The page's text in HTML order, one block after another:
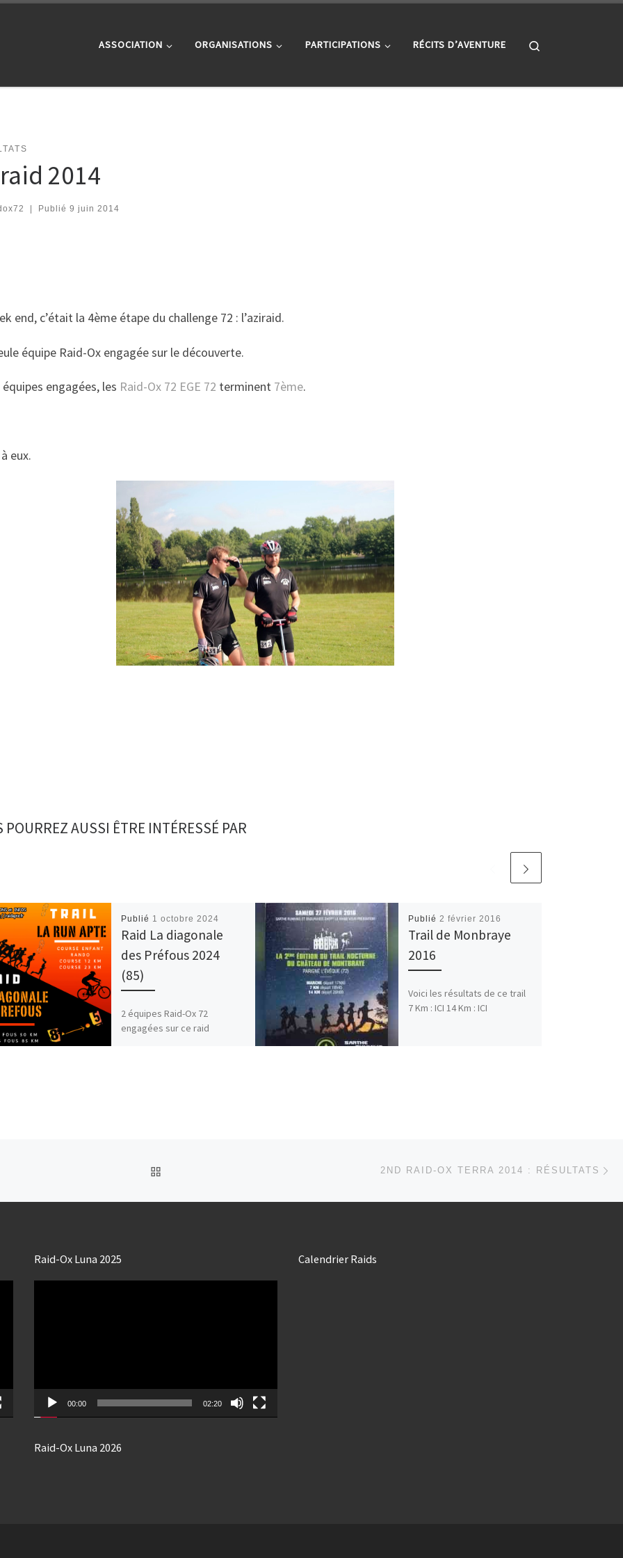
ASSOCIATION ORGANISATIONS PARTICIPATIONS RÉCITS D’AVENTURE
2014
| Publié 9 juin 2014
end, c’était la 4ème étape du challenge 72 : l’aziraid.
équipe Raid-Ox engagée sur le découverte.
équipes engagées, les Raid-Ox 72 EGE 72 terminent 7ème.
eux.
POURREZ AUSSI ÊTRE INTÉRESSÉ PAR
Publié 1 octobre 2024
Raid La diagonale
des Préfous 2024
(85)
2 équipes Raid-Ox 72
engagées sur ce raid
Publié 2 février 2016
Trail de Monbraye
2016
Voici les résultats de ce trail
7 Km : ICI 14 Km : ICI
2ND RAID-OX TERRA 2014 : RÉSULTATS
Raid-Ox Luna 2025
00:00 02:20
Raid-Ox Luna 2026
Calendrier Raids